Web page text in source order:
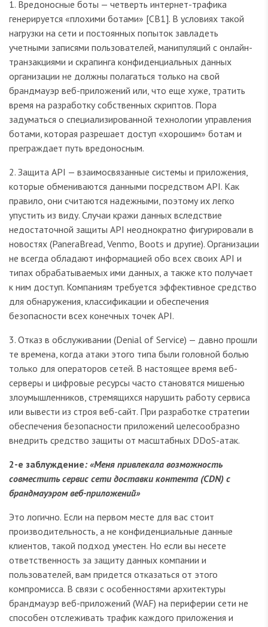
1. Вредоносные боты — четверть интернет-трафика
генерируется «плохими ботами» [CB1]. В условиях такой
нагрузки на сети и постоянных попыток завладеть
учетными записями пользователей, манипуляций с онлайн-
транзакциями и скрапинга конфиденциальных данных
организации не должны полагаться только на свой
брандмауэр веб-приложений или, что еще хуже, тратить
время на разработку собственных скриптов. Пора
задуматься о специализированной технологии управления
ботами, которая разрешает доступ «хорошим» ботам и
преграждает путь вредоносным.
2. Защита API — взаимосвязанные системы и приложения,
которые обмениваются данными посредством API. Как
правило, они считаются надежными, поэтому их легко
упустить из виду. Случаи кражи данных вследствие
недостаточной защиты API неоднократно фигурировали в
новостях (PaneraBread, Venmo, Boots и другие). Организации
не всегда обладают информацией обо всех своих API и
типах обрабатываемых ими данных, а также кто получает
к ним доступ. Компаниям требуется эффективное средство
для обнаружения, классификации и обеспечения
безопасности всех конечных точек API.
3. Отказ в обслуживании (Denial of Service) — давно прошли
те времена, когда атаки этого типа были головной болью
только для операторов сетей. В настоящее время веб-
серверы и цифровые ресурсы часто становятся мишенью
злоумышленников, стремящихся нарушить работу сервиса
или вывести из строя веб-сайт. При разработке стратегии
обеспечения безопасности приложений целесообразно
внедрить средство защиты от масштабных DDoS-атак.
2-е заблуждение: «Меня привлекала возможность
совместить сервис сети доставки контента (CDN) с
брандмауэром веб-приложений»
Это логично. Если на первом месте для вас стоит
производительность, а не конфиденциальные данные
клиентов, такой подход уместен. Но если вы несете
ответственность за защиту данных компании и
пользователей, вам придется отказаться от этого
компромисса. В связи с особенностями архитектуры
брандмауэр веб-приложений (WAF) на периферии сети не
способен отслеживать трафик каждого приложения и